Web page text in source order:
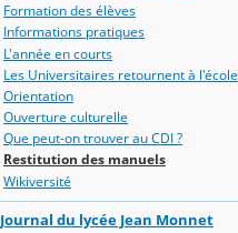
Formation des élèves
Informations pratiques
L'année en courts
Les Universitaires retournent à l'école
Orientation
Ouverture culturelle
Que peut-on trouver au CDI ?
Restitution des manuels
Wikiversité
Journal du lycée Jean Monnet